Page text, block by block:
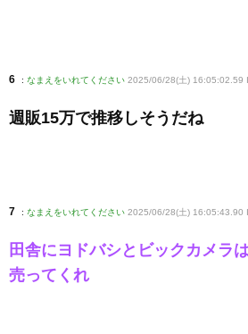
6 : なまえをいれてください 2025/06/28(土) 16:05:02.59
週販15万で推移しそうだね
7 : なまえをいれてください 2025/06/28(土) 16:05:43.90
田舎にヨドバシとビックカメラ
売ってくれ